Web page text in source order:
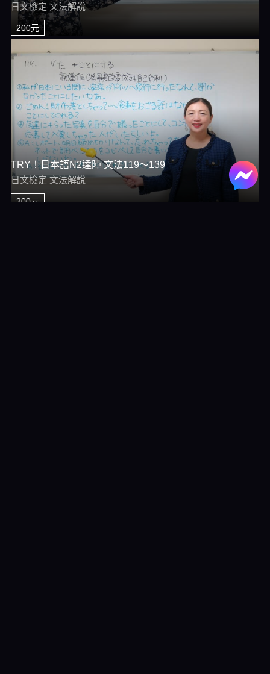
日文檢定 文法解說
200元
TRY！日本語N2達陣 文法119～139
日文檢定 文法解說
200元